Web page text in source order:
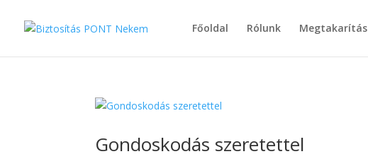
Főoldal Rólunk Megtakarítás
Gondoskodás szeretettel